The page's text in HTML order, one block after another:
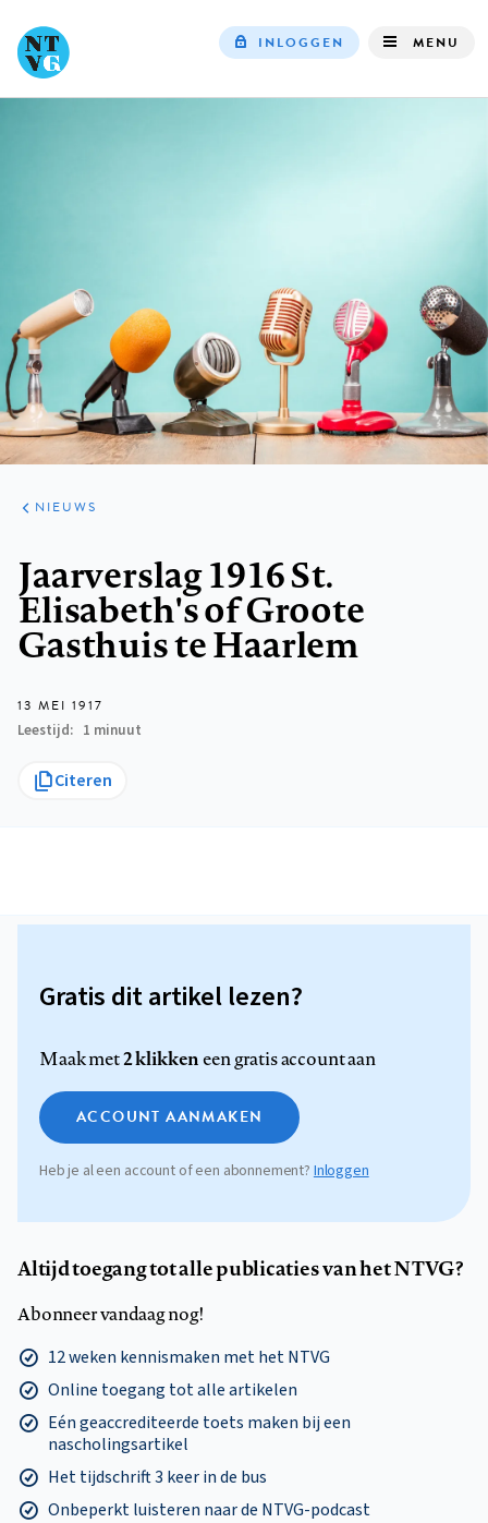
INLOGGEN MENU
ARTIKELEN
HET
KORT
NIEUWS
Jaarverslag 1916 St.
Elisabeth's of Groote
Gasthuis te Haarlem
13 MEI 1917
Leestijd
1 minuut
Citeren
Gratis dit artikel lezen?
Maak met2 klikkeneen gratis account aan
ACCOUNT AANMAKEN
Heb je al een account of een abonnement? Inloggen
Altijd toegang tot alle publicaties van het NTVG?
Abonneer vandaag nog!
12 weken kennismaken met het NTVG
Online toegang tot alle artikelen
Eén geaccrediteerde toets maken bij een
nascholingsartikel
Het tijdschrift 3 keer in de bus
Onbeperkt luisteren naar de NTVG-podcast